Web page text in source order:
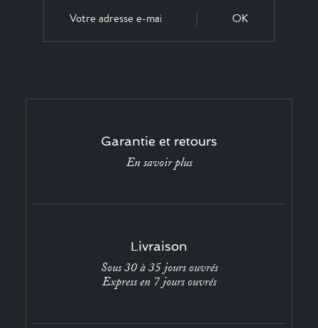
OK
Garantie et retours
En savoir plus
Livraison
Sous 30 à 35 jours ouvrés
Express en 7 jours ouvrés